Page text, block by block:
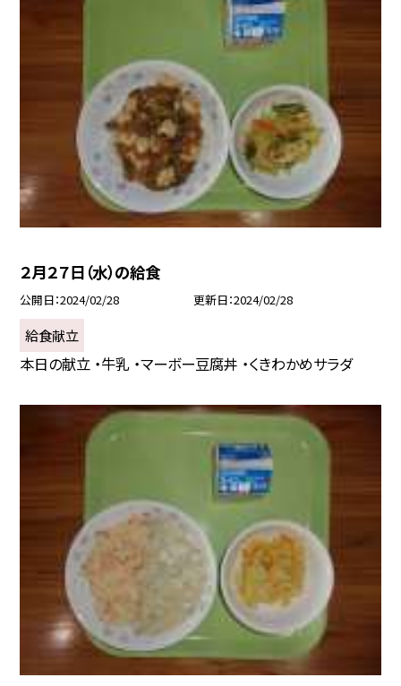
２月２７日（水）の給食
公開日 2024/02/28 更新日 2024/02/28
給食献立
本日の献立 ・牛乳 ・マーボー豆腐丼 ・くきわかめサラダ